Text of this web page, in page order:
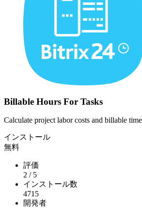
Billable Hours For Tasks
Calculate project labor costs and billable
インストール
無料
評価
2 / 5
インストール数
4715
開発者